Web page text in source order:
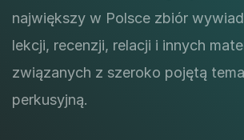
największy w Polsce zbiór
lekcji, recenzji, relacji i innych
związanych z szeroko pojętą
perkusyjną.